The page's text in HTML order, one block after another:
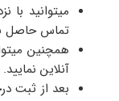
میتوانید
تماس حاصل
همچنین
آنلاین نمایید.
بعد از ثبت